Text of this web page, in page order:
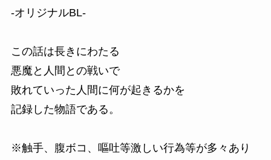
-オリジナルBL-
この話は長きにわたる
悪魔と人間との戦いで
敗れていった人間に何が起きるかを
記録した物語である。
※触手、腹ボコ、嘔吐等激しい行為等が多々あり